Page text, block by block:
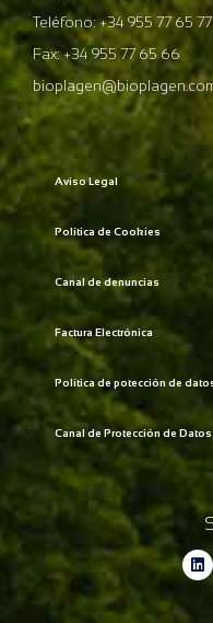
Teléfono: +34 955 77 65 77
Fax: +34 955 77 65 66
Aviso Legal
Política de Cookies
Canal de denuncias
Factura Electrónica
Política de potección de
Canal de Protección de Datos